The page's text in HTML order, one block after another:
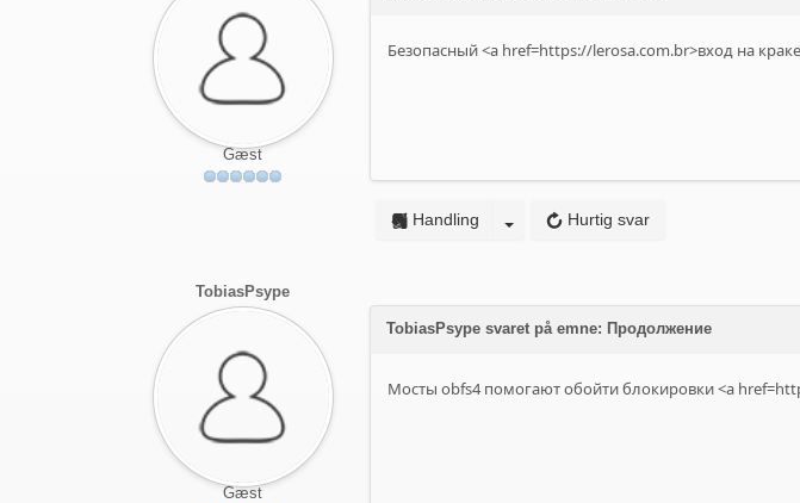
Gæst
Безопасный <a href=https://lerosa.com.br>вход на
Hurtig svar
Handling
TobiasPsype
Gæst
TobiasPsype svaret på emne: Продолжение
Мосты obfs4 помогают обойти блокировки <a